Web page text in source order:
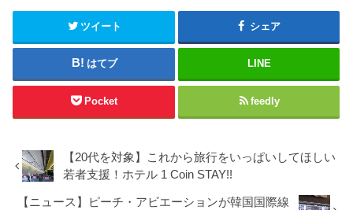
ツイート シェア
はてブ LINE
Pocket feedly
【20代を対象】これから旅行をいっぱいしてほしい
若者支援！ホテル 1 Coin STAY!!
【ニュース】ピーチ・アビエーションが韓国国際線